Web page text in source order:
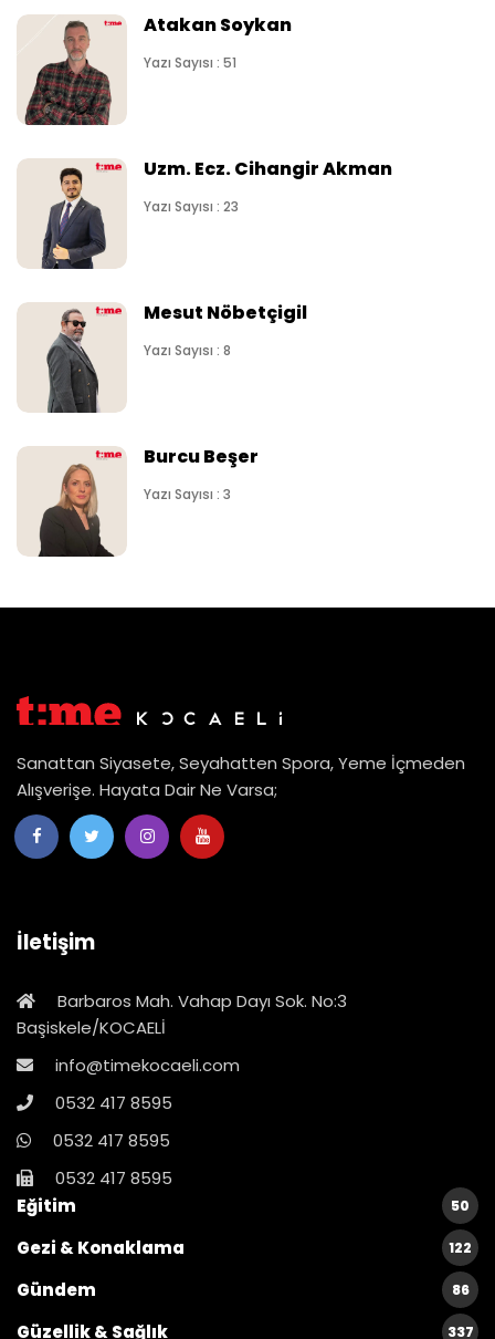
Atakan Soykan
Yazı Sayısı : 51
Uzm. Ecz. Cihangir Akman
Yazı Sayısı : 23
Mesut Nöbetçigil
Yazı Sayısı : 8
Burcu Beşer
Yazı Sayısı : 3
Sanattan Siyasete, Seyahatten Spora, Yeme İçmeden
Alışverişe. Hayata Dair Ne Varsa;
İletişim
Barbaros Mah. Vahap Dayı Sok. No:3
Başiskele/KOCAELİ
info@timekocaeli.com
0532 417 8595
0532 417 8595
0532 417 8595
Eğitim
50
Gezi & Konaklama 122
Gündem 86
Güzellik & Sağlık 337